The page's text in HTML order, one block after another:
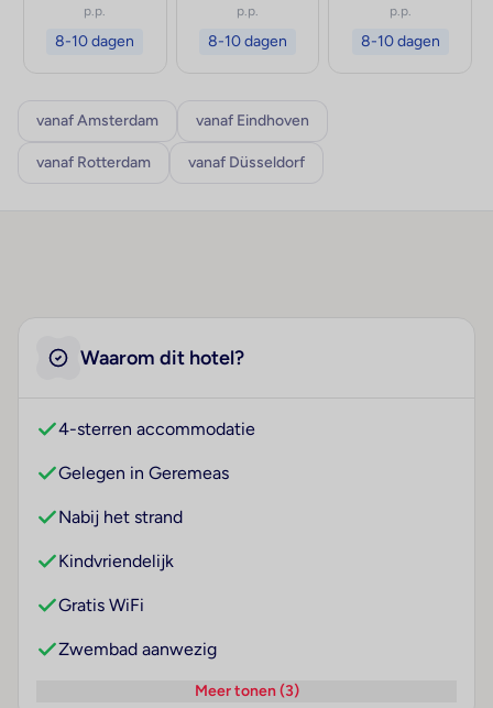
p.p.
8-10 dagen
p.p.
8-10 dagen
p.p.
8-10 dagen
vanaf Amsterdam vanaf Eindhoven
vanaf Rotterdam vanaf Düsseldorf
Waarom dit hotel?
4-sterren accommodatie
Gelegen in Geremeas
Nabij het strand
Kindvriendelijk
Gratis WiFi
Zwembad aanwezig
Meer tonen (3)